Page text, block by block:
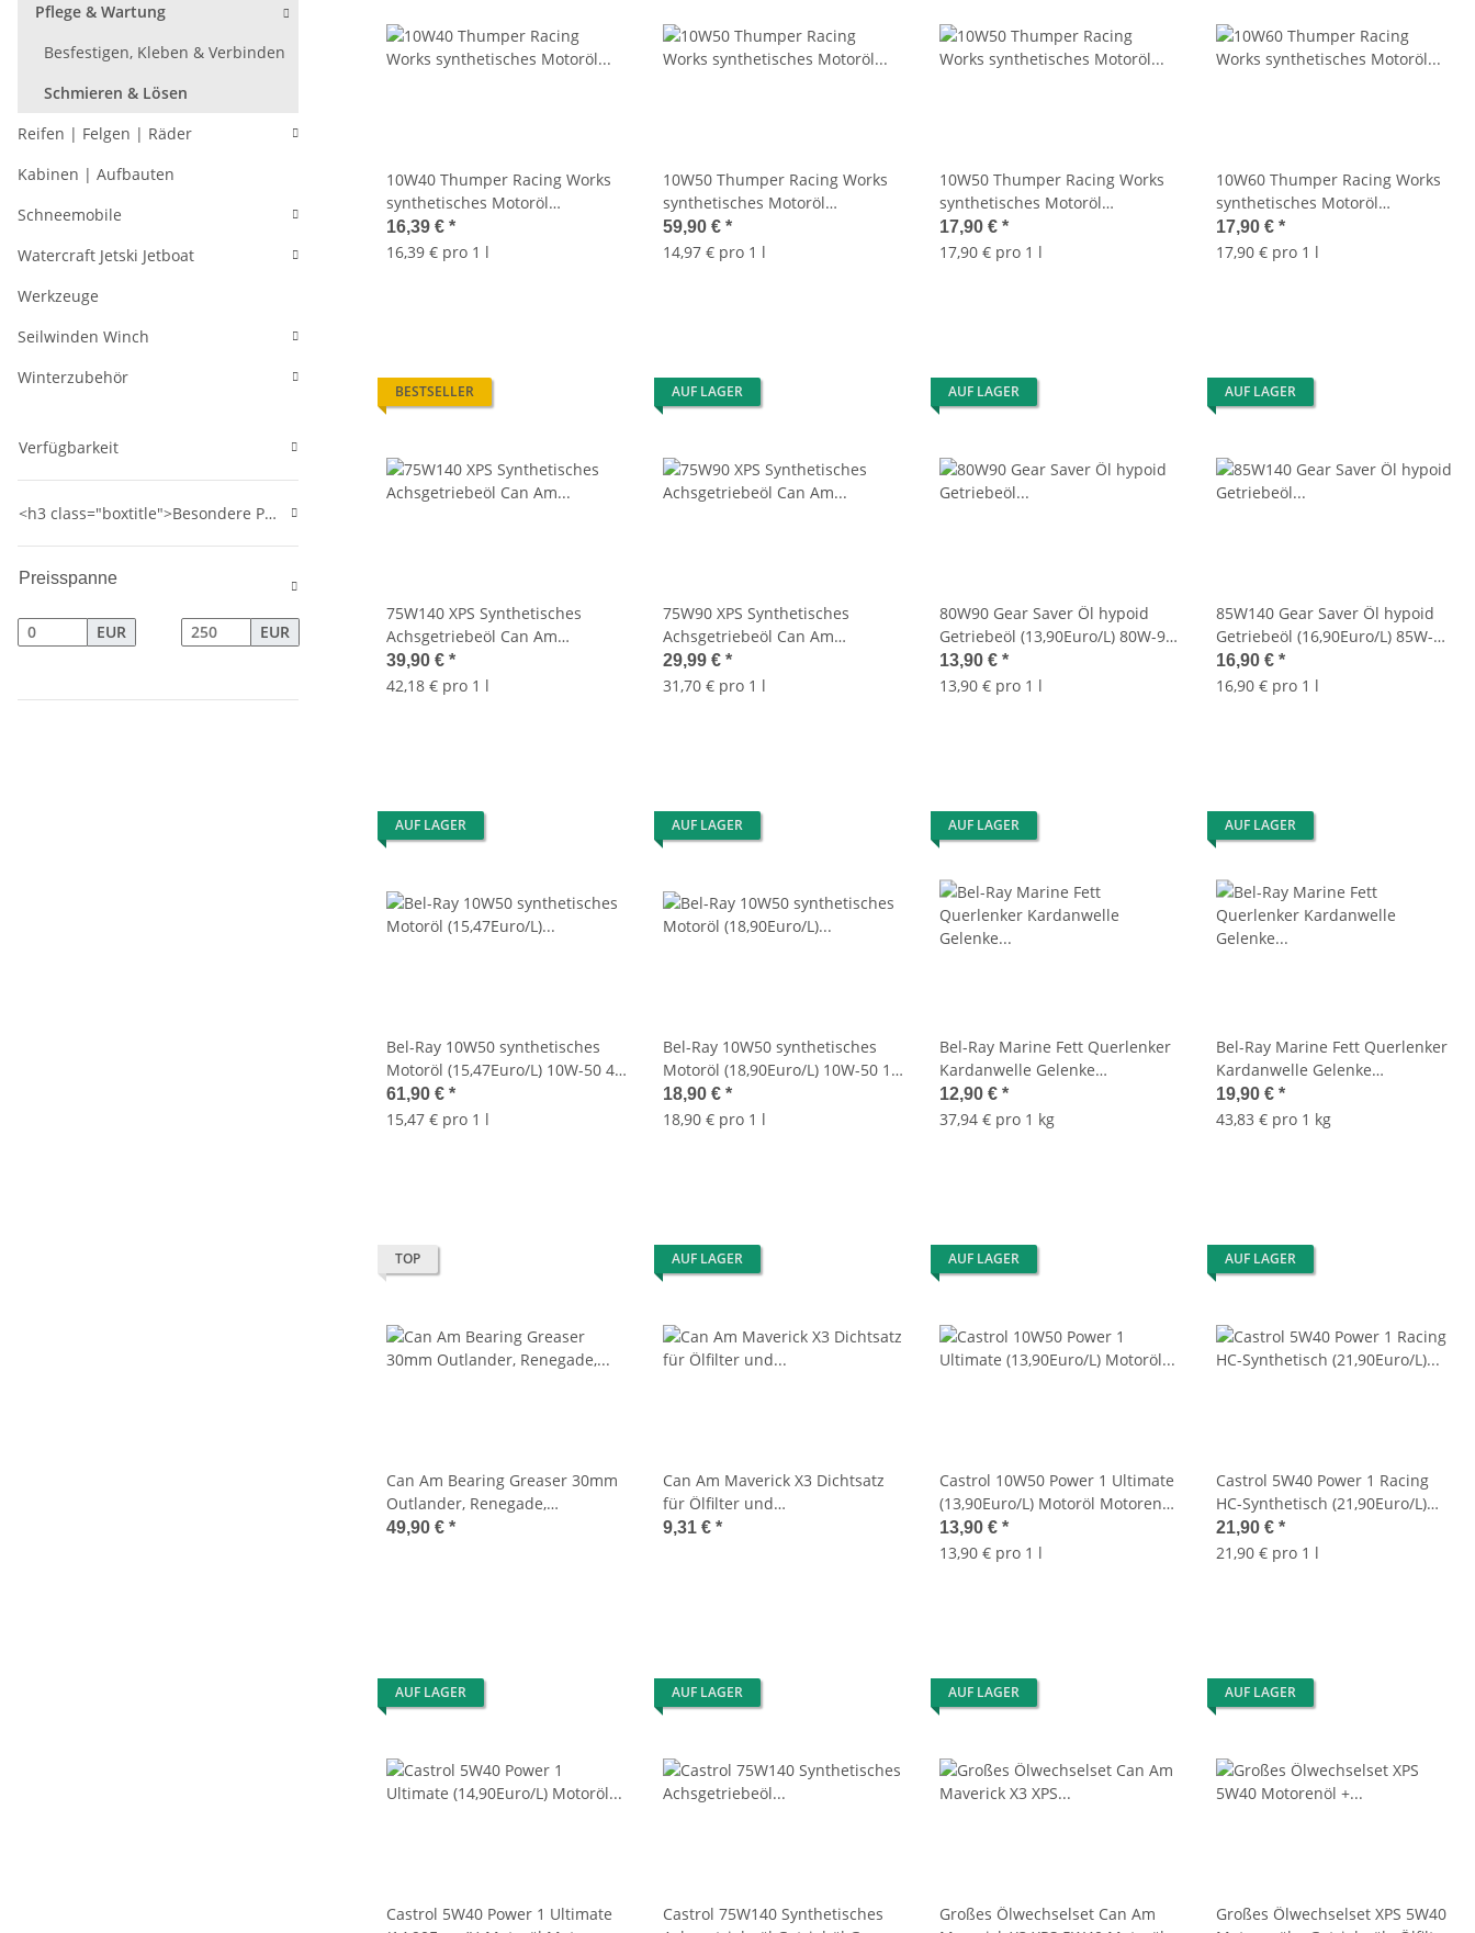
10W40 Thumper Racing Works
synthetisches Motoröl
(16,39Euro/L) 10W-40 1L OIL Bel-
Ray 99520-B1LW
16,39 € *
16,39 € pro 1 l
10W50 Thumper Racing Works
synthetisches Motoröl
(15,47Euro/L) 10W-50 4L OIL Bel-
Ray 99550-B4LW
59,90 € *
14,97 € pro 1 l
10W50 Thumper Racing Works
synthetisches Motoröl
(17,90Euro/L) 10W-50 1L OIL Bel-
Ray 99550-B1LW
17,90 € *
17,90 € pro 1 l
10W60 Thumper Racing Works
synthetisches Motoröl
(17,90Euro/L) 10W-60 1L OIL Bel-
Ray 99551-B1LW
17,90 € *
17,90 € pro 1 l
BESTSELLER
75W140 XPS Synthetisches
Achsgetriebeöl Can Am
39,90 € *
42,18 € pro 1 l
AUF LAGER
75W90 XPS Synthetisches
Achsgetriebeöl Can Am
(31,70Euro/L) 9779212
29,99 € *
31,70 € pro 1 l
AUF LAGER
80W90 Gear Saver Öl hypoid
Getriebeöl (13,90Euro/L) 80W-90
1L OIL Bel-Ray 99230-B1LW
13,90 € *
13,90 € pro 1 l
AUF LAGER
85W140 Gear Saver Öl hypoid
Getriebeöl (16,90Euro/L) 85W-
140 1L OIL Bel-Ray 99234-B1LW
16,90 € *
16,90 € pro 1 l
AUF LAGER
Bel-Ray 10W50 synthetisches
Motoröl (15,47Euro/L) 10W-50 4L
OIL EXS FULL SYN 4T 99160-
B4LW
61,90 € *
15,47 € pro 1 l
AUF LAGER
Bel-Ray 10W50 synthetisches
Motoröl (18,90Euro/L) 10W-50 1L
OIL EXS FULL SYN 4T 99160-
B1LW
18,90 € *
18,90 € pro 1 l
AUF LAGER
Bel-Ray Marine Fett Querlenker
Kardanwelle Gelenke
Stoßdämpfer wasserfest
(37,94Euro/kg) Suspension
12,90 € *
37,94 € pro 1 kg
AUF LAGER
Bel-Ray Marine Fett Querlenker
Kardanwelle Gelenke
Stoßdämpfer wasserfest
(43,83Euro/kg) Suspension
19,90 € *
43,83 € pro 1 kg
TOP
Can Am Bearing Greaser 30mm
Outlander, Renegade,
Commander, Maverick, DS,
49,90 € *
AUF LAGER
Can Am Maverick X3 Dichtsatz
für Ölfilter und
Ablassschrauben Dichtung
9,31 € *
AUF LAGER
Castrol 10W50 Power 1 Ultimate
(13,90Euro/L) Motoröl Motorenöl
15FFAE
13,90 € *
13,90 € pro 1 l
AUF LAGER
Castrol 5W40 Power 1 Racing
HC-Synthetisch (21,90Euro/L)
Motoröl Motorenöl 2207210-
14EAFF
21,90 € *
21,90 € pro 1 l
AUF LAGER
Castrol 5W40 Power 1 Ultimate
AUF LAGER
Castrol 75W140 Synthetisches
AUF LAGER
Großes Ölwechselset Can Am
AUF LAGER
Großes Ölwechselset XPS 5W40
Pflege & Wartung
Besfestigen, Kleben & Verbinden
Schmieren & Lösen
Reifen | Felgen | Räder
Kabinen | Aufbauten
Schneemobile
Watercraft Jetski Jetboat
Werkzeuge
Seilwinden Winch
Winterzubehör
Verfügbarkeit
<h3 class="boxtitle">Besondere Produkte</h3>
Preisspanne
EUR EUR